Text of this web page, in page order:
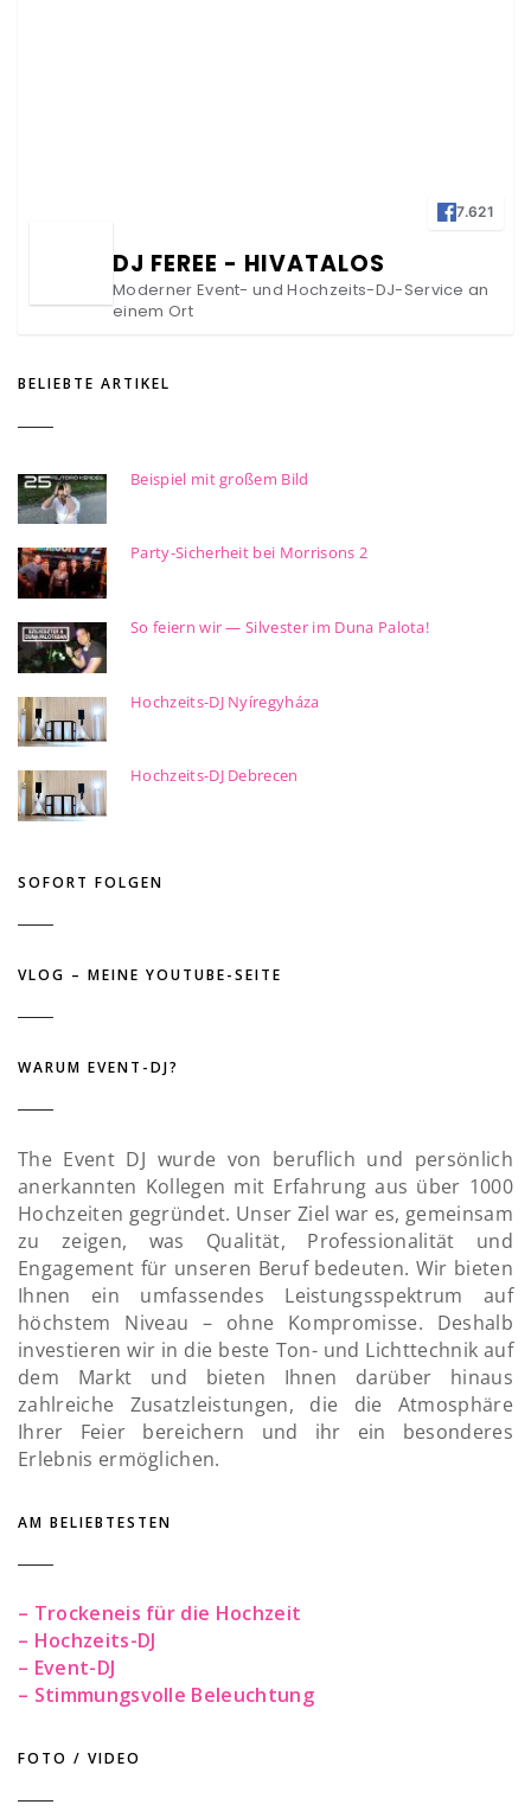
7.621
DJ FEREE - HIVATALOS
Moderner Event- und Hochzeits-DJ-Service an
einem Ort
BELIEBTE ARTIKEL
Beispiel mit großem Bild
Party-Sicherheit bei Morrisons 2
So feiern wir — Silvester im Duna Palota!
Hochzeits-DJ Nyíregyháza
Hochzeits-DJ Debrecen
SOFORT FOLGEN
VLOG – MEINE YOUTUBE-SEITE
WARUM EVENT-DJ?
The Event DJ wurde von beruflich und persönlich
anerkannten Kollegen mit Erfahrung aus über 1000
Hochzeiten gegründet. Unser Ziel war es, gemeinsam
zu zeigen, was Qualität, Professionalität und
Engagement für unseren Beruf bedeuten. Wir bieten
Ihnen ein umfassendes Leistungsspektrum auf
höchstem Niveau – ohne Kompromisse. Deshalb
investieren wir in die beste Ton- und Lichttechnik auf
dem Markt und bieten Ihnen darüber hinaus
zahlreiche Zusatzleistungen, die die Atmosphäre
Ihrer Feier bereichern und ihr ein besonderes
Erlebnis ermöglichen.
AM BELIEBTESTEN
– Trockeneis für die Hochzeit
– Hochzeits-DJ
– Event-DJ
– Stimmungsvolle Beleuchtung
FOTO / VIDEO